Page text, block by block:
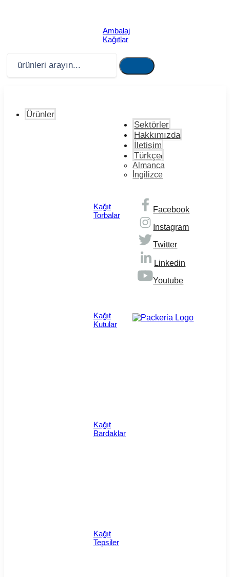
Ambalaj
Kağıtlar
Ürünler
Kağıt
Torbalar
Kağıt
Kutular
Kağıt
Bardaklar
Kağıt
Tepsiler
Sektörler
Hakkımızda
İletişim
Türkçe
Almanca
İngilizce
Facebook
Instagram
Twitter
Linkedin
Youtube